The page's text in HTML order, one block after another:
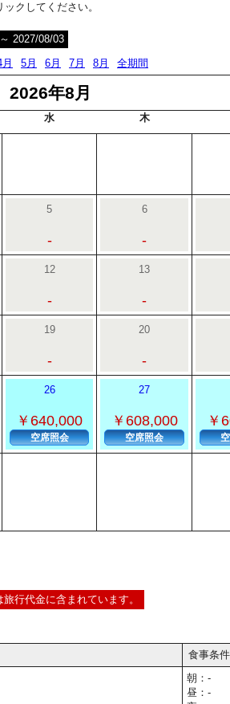
クしてください。
2027/08/03
5月 6月 7月 8月 全期間
2026年8月
水 木
5
-
6
-
12
-
13
-
19
-
20
-
26
￥640,000
空席照会
27
￥608,000
空席照会
￥
行代金に含まれています。
食事条件
朝：-
昼：-